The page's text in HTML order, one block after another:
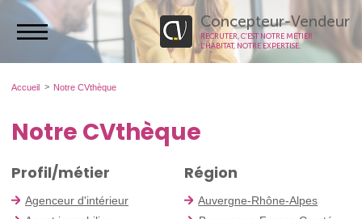
Concepteur-Vendeur
RECRUTER, C’EST NOTRE MÉTIER.
L’HABITAT, NOTRE EXPERTISE.
Accueil Notre CVthèque
Notre CVthèque
Profil/métier
Agenceur d'intérieur
Région
Auvergne-Rhône-Alpes